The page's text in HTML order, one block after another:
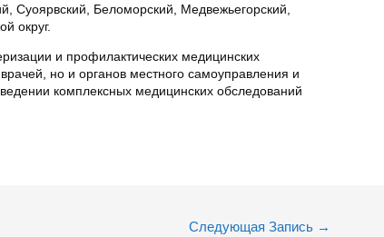
Суоярвский, Беломорский, Медвежьегорский,
округ.
и профилактических медицинских
но и органов местного самоуправления и
комплексных медицинских обследований
Следующая Запись →